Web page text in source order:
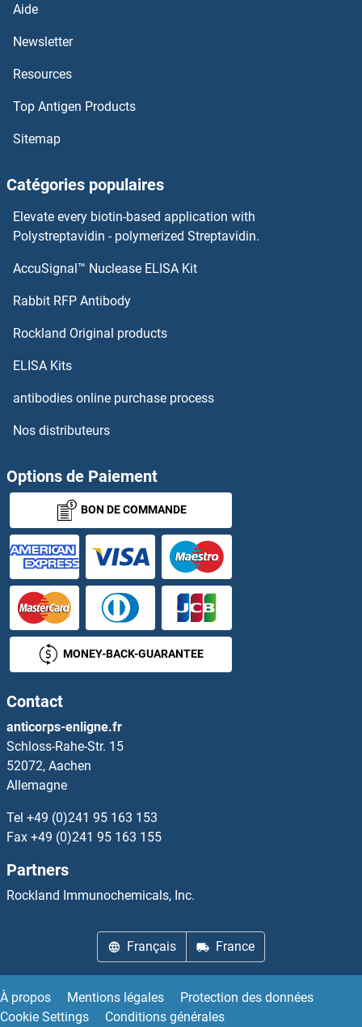
IL-6 Anticorps
IL-5 Anticorps
IL-4 Anticorps
IL-34 Anticorps
IL-33 Anticorps
IL-32 alpha Anticorps
IL17B Anticorps
IL17C Anticorps
IL17D Anticorps
IL17F Anticorps
IL17RA Anticorps
IL17RC Anticorps
IL17RD Anticorps
IL17RE Anticorps
IL18BP Anticorps
IL18R1 Anticorps
IL18RAP Anticorps
IL1A Anticorps
IL1F10 Anticorps
Aide
Newsletter
Resources
Top Antigen Products
Sitemap
Catégories populaires
Elevate every biotin-based application with
Polystreptavidin - polymerized Streptavidin.
AccuSignal™ Nuclease ELISA Kit
Rabbit RFP Antibody
Rockland Original products
ELISA Kits
antibodies online purchase process
Nos distributeurs
Options de Paiement
BON DE COMMANDE
MONEY-BACK-GUARANTEE
Contact
anticorps-enligne.fr
Schloss-Rahe-Str. 15
52072, Aachen
Allemagne
Tel +49 (0)241 95 163 153
Fax +49 (0)241 95 163 155
Partners
Rockland Immunochemicals, Inc.
Français France
À propos Mentions légales
Protection des données
Cookie Settings
Conditions générales